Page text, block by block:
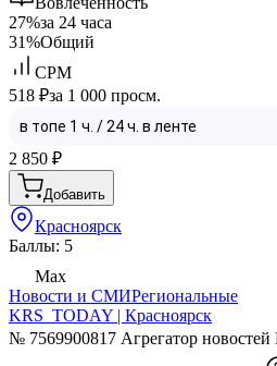
27%за 24 часа
31%Общий
CPM
518 ₽за 1 000 просм.
2 850 ₽
Добавить
Красноярск
Баллы: 5
Max
Новости и СМИРегиональные
KRS_TODAY | Красноярск
№ 7569900817 Агрегатор